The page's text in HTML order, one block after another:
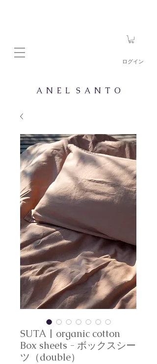
ログイン
A N E L S A N T O
SUTA | organic cotton
Box sheets - ボックスシー
ツ（double）